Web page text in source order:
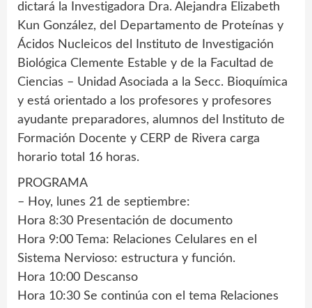
dictará la Investigadora Dra. Alejandra Elizabeth
Kun González, del Departamento de Proteínas y
Ácidos Nucleicos del Instituto de Investigación
Biológica Clemente Estable y de la Facultad de
Ciencias – Unidad Asociada a la Secc. Bioquímica
y está orientado a los profesores y profesores
ayudante preparadores, alumnos del Instituto de
Formación Docente y CERP de Rivera carga
horario total 16 horas.
PROGRAMA
– Hoy, lunes 21 de septiembre:
Hora 8:30 Presentación de documento
Hora 9:00 Tema: Relaciones Celulares en el
Sistema Nervioso: estructura y función.
Hora 10:00 Descanso
Hora 10:30 Se continúa con el tema Relaciones